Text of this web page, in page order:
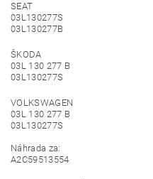
SEAT
03L130277S
03L130277B
ŠKODA
03L 130 277 B
03L130277S
VOLKSWAGEN
03L 130 277 B
03L130277S
Náhrada za:
A2C59513554